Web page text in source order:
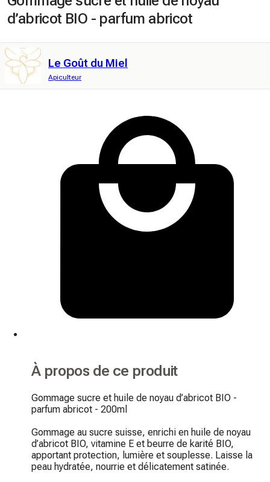
d’abricot BIO - parfum abricot
Le Goût du Miel
Apiculteur
À propos de ce produit
Gommage sucre et huile de noyau d’abricot BIO -
parfum abricot - 200ml
Gommage au sucre suisse, enrichi en huile de noyau
d’abricot BIO, vitamine E et beurre de karité BIO,
apportant protection, lumière et souplesse. Laisse la
peau hydratée, nourrie et délicatement satinée.